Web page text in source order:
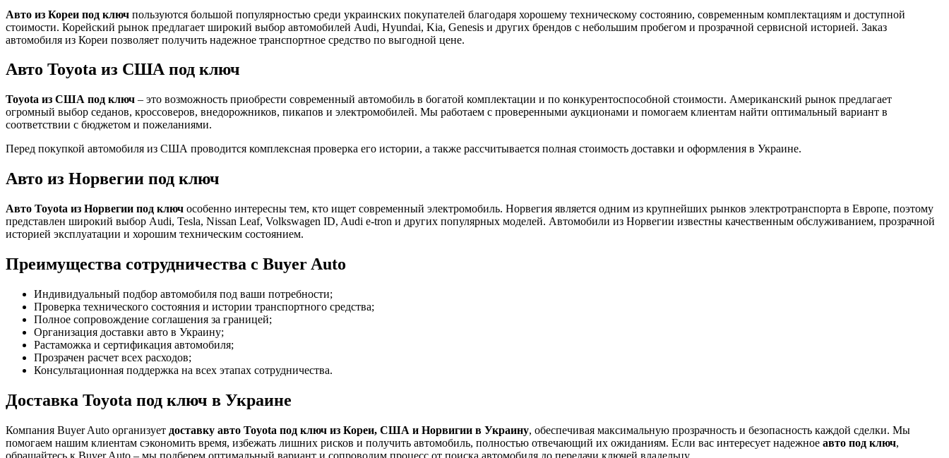
Авто из Кореи под ключ пользуются большой популярностью среди украинских покупателей благодаря хорошему техническому состоянию, современным комплектациям и доступной
стоимости. Корейский рынок предлагает широкий выбор автомобилей Audi, Hyundai, Kia, Genesis и других брендов с небольшим пробегом и прозрачной сервисной историей. Заказ
автомобиля из Кореи позволяет получить надежное транспортное средство по выгодной цене.
Авто Toyota из США под ключ
Toyota из США под ключ – это возможность приобрести современный автомобиль в богатой комплектации и по конкурентоспособной стоимости. Американский рынок предлагает
огромный выбор седанов, кроссоверов, внедорожников, пикапов и электромобилей. Мы работаем с проверенными аукционами и помогаем клиентам найти оптимальный вариант в
соответствии с бюджетом и пожеланиями.
Перед покупкой автомобиля из США проводится комплексная проверка его истории, а также рассчитывается полная стоимость доставки и оформления в Украине.
Авто из Норвегии под ключ
Авто Toyota из Норвегии под ключ особенно интересны тем, кто ищет современный электромобиль. Норвегия является одним из крупнейших рынков электротранспорта в Европе, поэтому
представлен широкий выбор Audi, Tesla, Nissan Leaf, Volkswagen ID, Audi e-tron и других популярных моделей. Автомобили из Норвегии известны качественным обслуживанием, прозрачной
историей эксплуатации и хорошим техническим состоянием.
Преимущества сотрудничества с Buyer Auto
Индивидуальный подбор автомобиля под ваши потребности;
Проверка технического состояния и истории транспортного средства;
Полное сопровождение соглашения за границей;
Организация доставки авто в Украину;
Растаможка и сертификация автомобиля;
Прозрачен расчет всех расходов;
Консультационная поддержка на всех этапах сотрудничества.
Доставка Toyota под ключ в Украине
Компания Buyer Auto организует доставку авто Toyota под ключ из Кореи, США и Норвигии в Украину, обеспечивая максимальную прозрачность и безопасность каждой сделки. Мы
помогаем нашим клиентам сэкономить время, избежать лишних рисков и получить автомобиль, полностью отвечающий их ожиданиям. Если вас интересует надежное авто под ключ,
обращайтесь к Buyer Auto – мы подберем оптимальный вариант и сопроводим процесс от поиска автомобиля до передачи ключей владельцу.